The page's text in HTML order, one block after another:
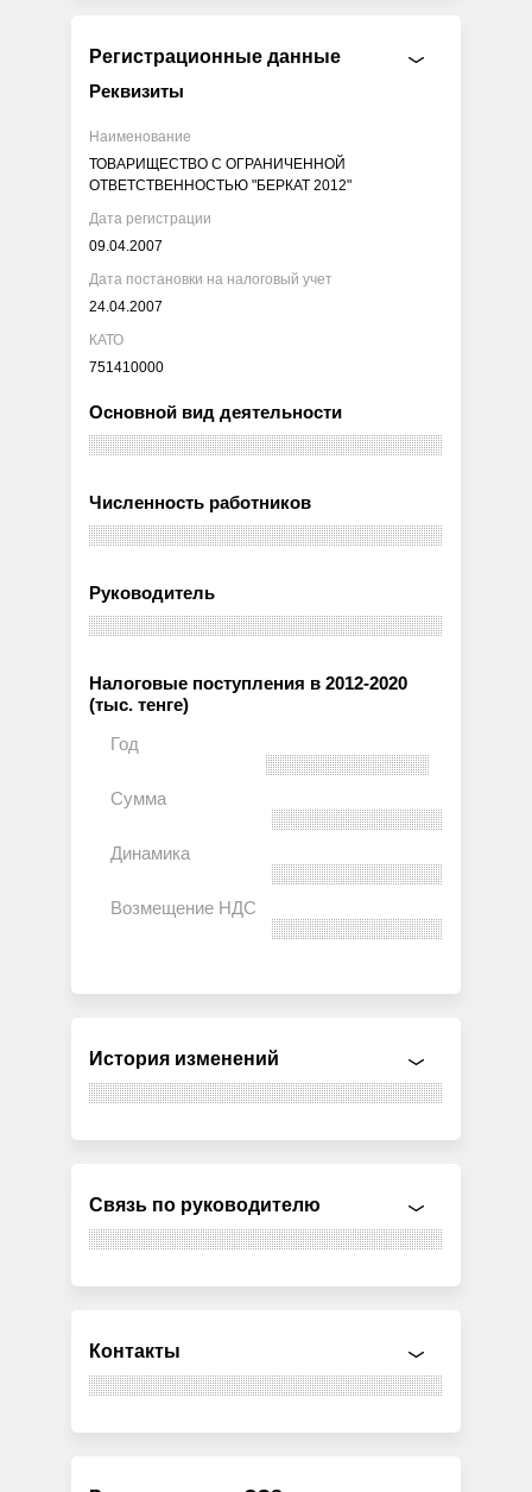
Регистрационные данные
Реквизиты
Наименование
ТОВАРИЩЕСТВО С ОГРАНИЧЕННОЙ
ОТВЕТСТВЕННОСТЬЮ "БЕРКАТ 2012"
Дата регистрации
09.04.2007
Дата постановки на налоговый учет
24.04.2007
КАТО
751410000
Основной вид деятельности
Численность работников
Руководитель
Налоговые поступления в 2012-2020
(тыс. тенге)
История изменений
Связь по руководителю
Контакты